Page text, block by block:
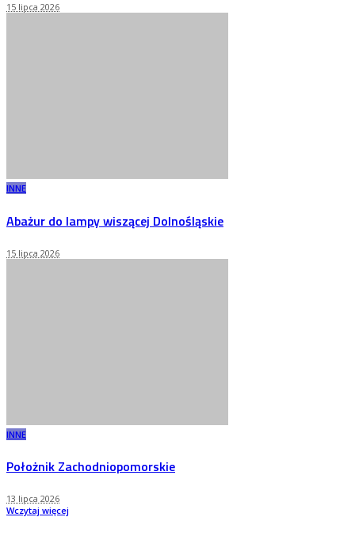
15 lipca 2026
INNE
Abażur do lampy wiszącej Dolnośląskie
15 lipca 2026
INNE
Położnik Zachodniopomorskie
13 lipca 2026
Wczytaj więcej